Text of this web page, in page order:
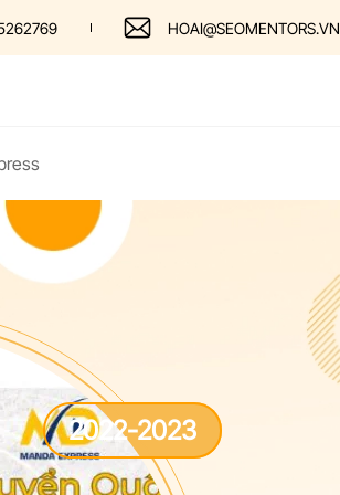
HOAI@SEOMENTORS.VN
2022-2023
1